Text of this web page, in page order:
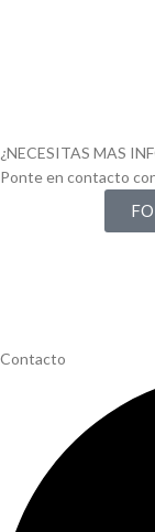
¿NECESITAS MAS
Ponte en contacto
Contacto